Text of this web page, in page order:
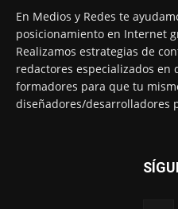
En Medios y Redes te
posicionamiento en Internet
Realizamos estrategias de
redactores especializados en
formadores para que tu
diseñadores/desarrolladores